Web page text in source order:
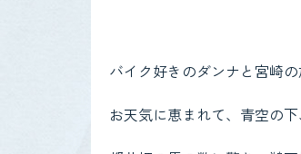
バイク好きのダンナと宮崎の
お天気に恵まれて、青空の